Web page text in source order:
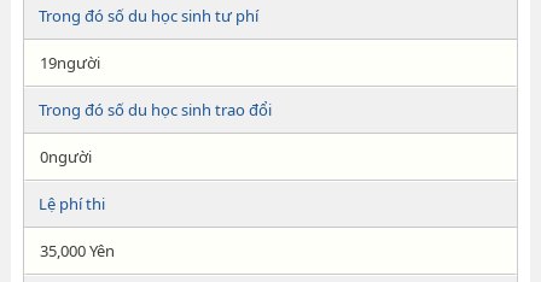
Trong đó số du học sinh tư phí
19người
Trong đó số du học sinh trao đổi
0người
Lệ phí thi
35,000 Yên